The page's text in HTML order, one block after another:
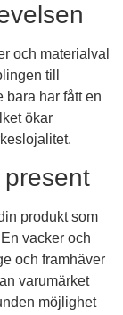
och materialval
till
bara har fått en
ökar
produkt som
vacker och
och framhäver
varumärket
möjlighet